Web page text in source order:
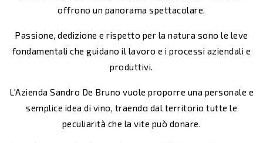
offrono un panorama spettacolare.
Passione, dedizione e rispetto per la natura sono le leve
fondamentali che guidano il lavoro e i processi aziendali e
produttivi.
L'Azienda Sandro De Bruno vuole proporre una personale e
semplice idea di vino, traendo dal territorio tutte le
peculiarità che la vite può donare.